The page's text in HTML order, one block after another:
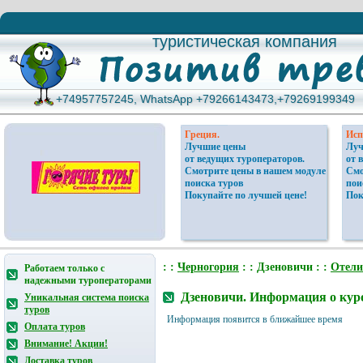
туристическая компания
туристическая компания
+74957757245, WhatsApp +79266143473,+79269199349
+74957757245, WhatsApp +79266143473,+79269199349
Греция.
Лучшие цены
от ведущих туроператоров.
Смотрите цены в нашем модуле
поиска туров
Покупайте по лучшей цене!
от
Работаем только с
надежными туроператорами
Уникальная система поиска
туров
Оплата туров
Внимание! Акции!
Доставка туров
: : Черногория : : Дзеновичи : : Отели
Дзеновичи. Информация о
Информация появится в ближайшее время